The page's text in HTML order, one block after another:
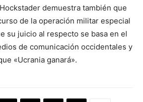
demuestra también que
de la operación militar especial
su juicio al respecto se basa en el
de comunicación occidentales y
«Ucrania ganará».